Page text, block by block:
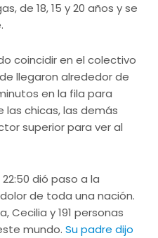
de 18, 15 y 20 años y se
coincidir en el colectivo
llegaron alrededor de
en la fila para
las chicas, las demás
superior para ver al
dió paso a la
de toda una nación.
Cecilia y 191 personas
mundo. Su padre dijo